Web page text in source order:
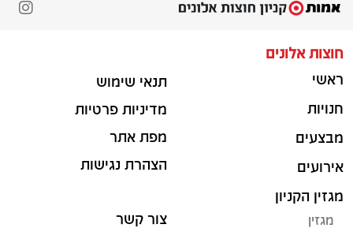
חוצות אלונים
ראשי
חנויות
מבצעים
אירועים
מגזין הקניון
מגזין
תנאי שימוש
מדיניות פרטיות
מפת אתר
הצהרת נגישות
צור קשר